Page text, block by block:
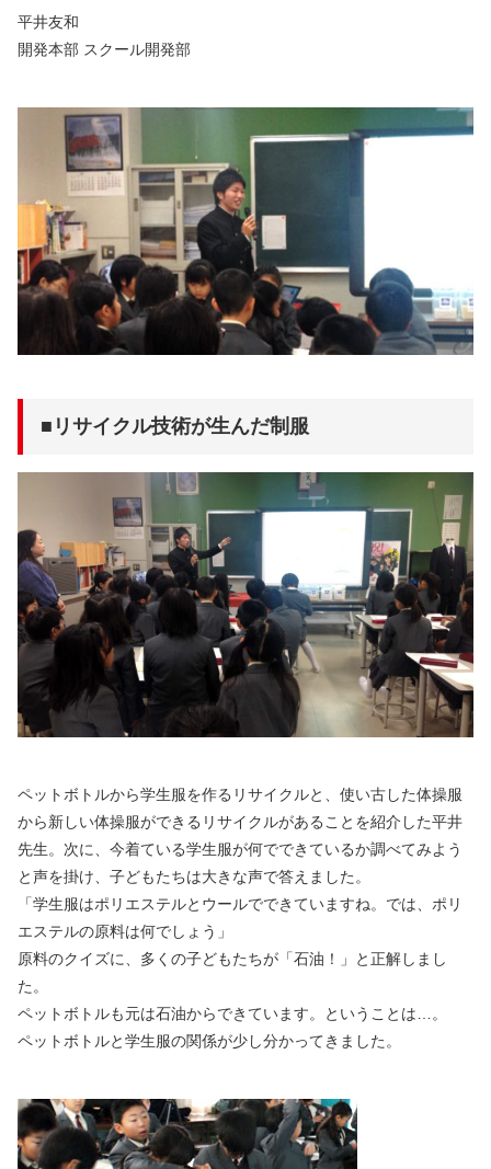
平井友和
開発本部 スクール開発部
■リサイクル技術が生んだ制服
ペットボトルから学生服を作るリサイクルと、使い古した体操服
から新しい体操服ができるリサイクルがあることを紹介した平井
先生。次に、今着ている学生服が何でできているか調べてみよう
と声を掛け、子どもたちは大きな声で答えました。
「学生服はポリエステルとウールでできていますね。では、ポリ
エステルの原料は何でしょう」
原料のクイズに、多くの子どもたちが「石油！」と正解しまし
た。
ペットボトルも元は石油からできています。ということは…。
ペットボトルと学生服の関係が少し分かってきました。